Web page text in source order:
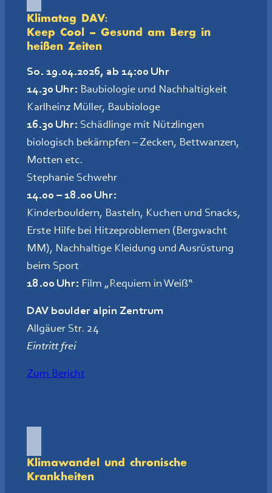
Klimatag DAV:
Keep Cool – Gesund am Berg in
heißen Zeiten
So. 19.04.2026, ab 14:00 Uhr
14.30 Uhr: Baubiologie und Nachhaltigkeit
Karlheinz Müller, Baubiologe
16.30 Uhr: Schädlinge mit Nützlingen
biologisch bekämpfen – Zecken, Bettwanzen,
Motten etc.
Stephanie Schwehr
14.00 – 18.00 Uhr:
Kinderbouldern, Basteln, Kuchen und Snacks,
Erste Hilfe bei Hitzeproblemen (Bergwacht
MM), Nachhaltige Kleidung und Ausrüstung
beim Sport
18.00 Uhr: Film „Requiem in Weiß“
DAV boulder alpin Zentrum
Allgäuer Str. 24
Eintritt frei
Zum Bericht
Klimawandel und chronische
Krankheiten